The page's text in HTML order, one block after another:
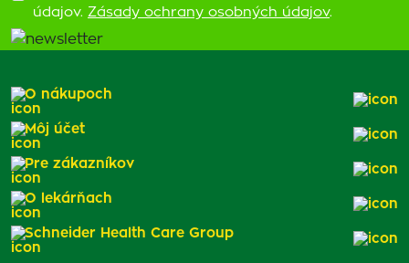
údajov. Zásady ochrany osobných údajov.
O nákupoch
Môj účet
Pre zákazníkov
O lekárňach
Schneider Health Care Group